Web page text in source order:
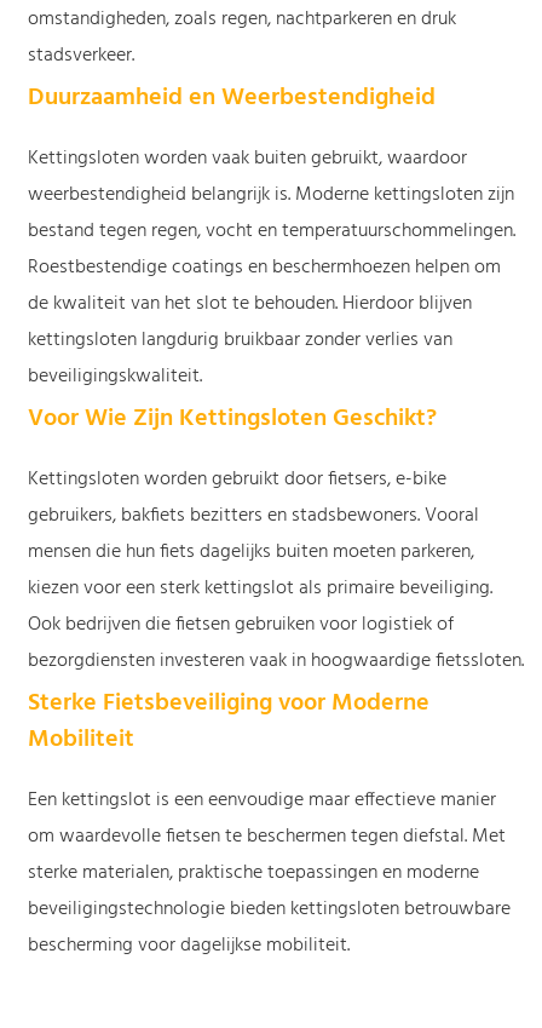
omstandigheden, zoals regen, nachtparkeren en druk
stadsverkeer.
Duurzaamheid en Weerbestendigheid
Kettingsloten worden vaak buiten gebruikt, waardoor
weerbestendigheid belangrijk is. Moderne kettingsloten zijn
bestand tegen regen, vocht en temperatuurschommelingen.
Roestbestendige coatings en beschermhoezen helpen om
de kwaliteit van het slot te behouden. Hierdoor blijven
kettingsloten langdurig bruikbaar zonder verlies van
beveiligingskwaliteit.
Voor Wie Zijn Kettingsloten Geschikt?
Kettingsloten worden gebruikt door fietsers, e-bike
gebruikers, bakfiets bezitters en stadsbewoners. Vooral
mensen die hun fiets dagelijks buiten moeten parkeren,
kiezen voor een sterk kettingslot als primaire beveiliging.
Ook bedrijven die fietsen gebruiken voor logistiek of
bezorgdiensten investeren vaak in hoogwaardige fietssloten.
Sterke Fietsbeveiliging voor Moderne
Mobiliteit
Een kettingslot is een eenvoudige maar effectieve manier
om waardevolle fietsen te beschermen tegen diefstal. Met
sterke materialen, praktische toepassingen en moderne
beveiligingstechnologie bieden kettingsloten betrouwbare
bescherming voor dagelijkse mobiliteit.